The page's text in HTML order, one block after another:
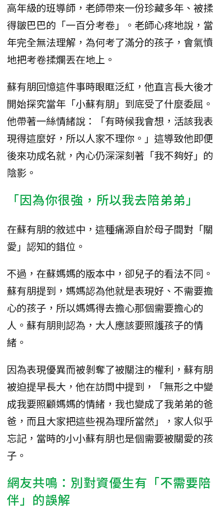
高年級的班導師，老師帶來一份珍藏多年、被揉
得皺巴巴的「一百分考卷」。老師心疼地說，當
年完全無法理解，為何考了滿分的孩子，會氣憤
地把考卷揉爛丟在地上。
蘇有朋回憶這件事時眼眶泛紅，他直言長大後才
開始探究當年「小蘇有朋」到底受了什麼委屈。
他帶著一絲情緒說：「有時候我會想，活該我表
現得這麼好，所以人家不理你。」這導致他即便
後來功成名就，內心仍深深刻著「我不夠好」的
陰影。
「因為你很強，所以我去陪弟弟」
在蘇有朋的敘述中，這種痛源自於母子間對「關
愛」認知的錯位。
不過，在蘇媽媽的版本中，卻兒子的看法不同。
蘇有朋提到，媽媽認為他就是表現好、不需要擔
心的孩子，所以媽媽得去擔心那個需要擔心的
人。蘇有朋則認為，大人應該要照護孩子的情
緒。
因為表現優異而被剝奪了被關注的權利，蘇有朋
被迫提早長大，他在訪問中提到，「無形之中變
成我要照顧媽媽的情緒，我也變成了我弟弟的爸
爸，而且大家把這些視為理所當然」，家人似乎
忘記，當時的小小蘇有朋也是個需要被關愛的孩
子。
網友共鳴：別對資優生有「不需要陪
伴」的誤解